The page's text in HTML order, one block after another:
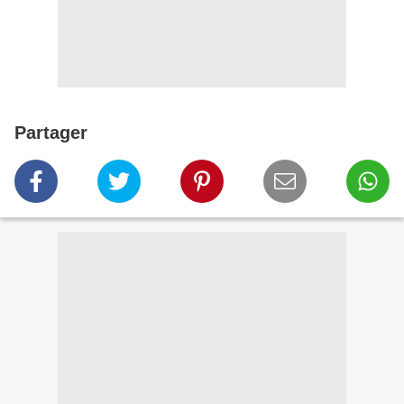
Partager